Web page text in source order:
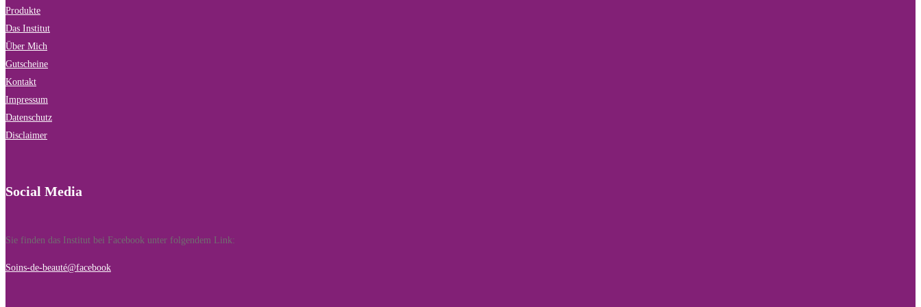
Produkte
Das Institut
Über Mich
Gutscheine
Kontakt
Impressum
Datenschutz
Disclaimer
Social Media
Sie finden das Institut bei Facebook unter folgendem Link:
Soins-de-beauté@facebook